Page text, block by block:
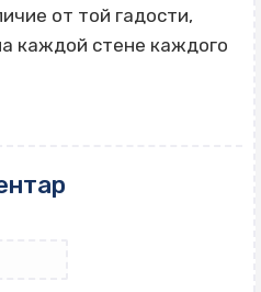
от той гадости,
каждой стене каждого